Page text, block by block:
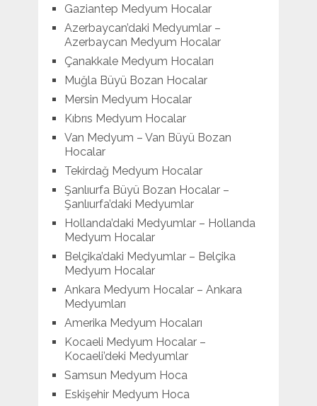
Gaziantep Medyum Hocalar
Azerbaycan’daki Medyumlar –
Azerbaycan Medyum Hocalar
Çanakkale Medyum Hocaları
Muğla Büyü Bozan Hocalar
Mersin Medyum Hocalar
Kıbrıs Medyum Hocalar
Van Medyum – Van Büyü Bozan
Hocalar
Tekirdağ Medyum Hocalar
Şanlıurfa Büyü Bozan Hocalar –
Şanlıurfa’daki Medyumlar
Hollanda’daki Medyumlar – Hollanda
Medyum Hocalar
Belçika’daki Medyumlar – Belçika
Medyum Hocalar
Ankara Medyum Hocalar – Ankara
Medyumları
Amerika Medyum Hocaları
Kocaeli Medyum Hocalar –
Kocaeli’deki Medyumlar
Samsun Medyum Hoca
Eskişehir Medyum Hoca